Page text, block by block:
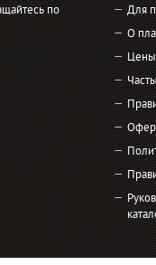
по
Для
О
Цены